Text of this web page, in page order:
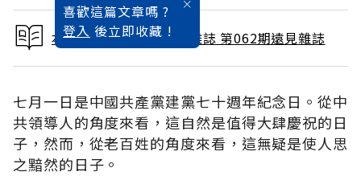
喜歡這篇文章嗎 ?
登入 後立即收藏 !
本文出自 1991 / 8月號雜誌 第062期遠見雜誌
七月一日是中國共產黨建黨七十週年紀念日。從中
共領導人的角度來看，這自然是值得大肆慶祝的日
子，然而，從老百姓的角度來看，這無疑是使人思
之黯然的日子。